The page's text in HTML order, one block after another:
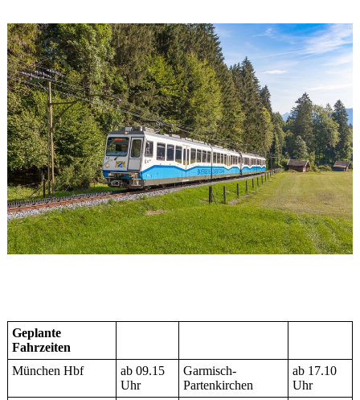
Geplante
Fahrzeiten
München Hbf
ab 09.15
Uhr
Garmisch-
Partenkirchen
ab 17.10
Uhr